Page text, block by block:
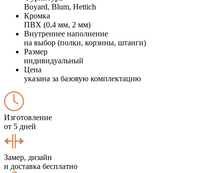
Boyard, Blum, Hettich
Кромка
ПВХ (0,4 мм, 2 мм)
Внутреннее наполнение
на выбор (полки, корзины, штанги)
Размер
индивидуальный
Цена
указана за базовую комплектацию
Изготовление
от 5 дней
Замер, дизайн
и доставка бесплатно